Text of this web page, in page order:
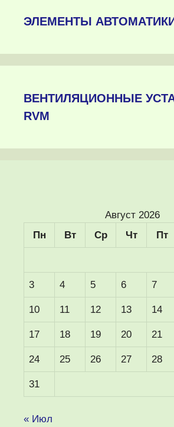
ЭЛЕМЕНТЫ
ВЕНТИЛЯЦИОННЫЕ
RVM
Август 2026
Пн
Вт Ср Чт Пт
3 4 5 6 7
10 11 12 13 14
17 18 19 20 21
24 25 26 27 28
31
« Июл